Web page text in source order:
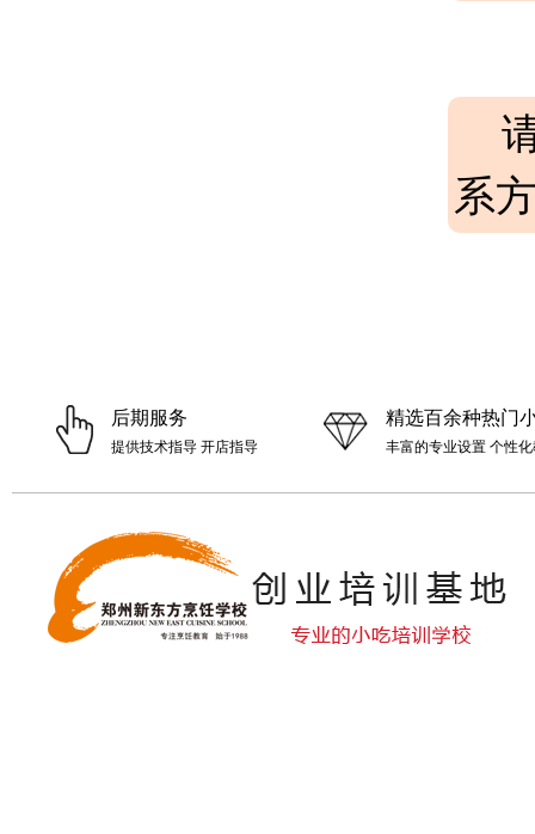
系
后期服务
提供技术指导 开店指导
精选百余种热门
丰富的专业设置 个性